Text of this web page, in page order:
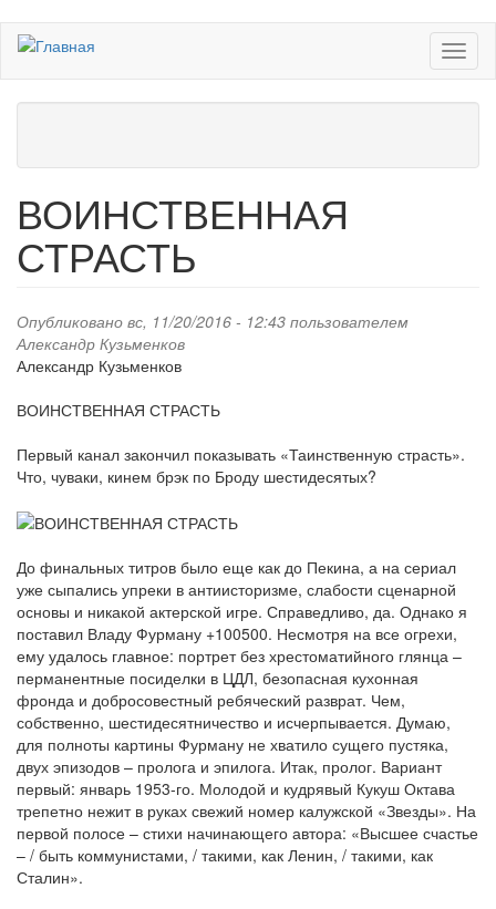
Перейти
основному
содержанию
ВОИНСТВЕННАЯ
СТРАСТЬ
Опубликовано вс, 11/20/2016 - 12:43 пользователем
Александр Кузьменков
Александр Кузьменков
ВОИНСТВЕННАЯ СТРАСТЬ
Первый канал закончил показывать «Таинственную страсть».
Что, чуваки, кинем брэк по Броду шестидесятых?
До финальных титров было еще как до Пекина, а на сериал
уже сыпались упреки в антиисторизме, слабости сценарной
основы и никакой актерской игре. Справедливо, да. Однако я
поставил Владу Фурману +100500. Несмотря на все огрехи,
ему удалось главное: портрет без хрестоматийного глянца –
перманентные посиделки в ЦДЛ, безопасная кухонная
фронда и добросовестный ребяческий разврат. Чем,
собственно, шестидесятничество и исчерпывается. Думаю,
для полноты картины Фурману не хватило сущего пустяка,
двух эпизодов – пролога и эпилога. Итак, пролог. Вариант
первый: январь 1953-го. Молодой и кудрявый Кукуш Октава
трепетно нежит в руках свежий номер калужской «Звезды». На
первой полосе – стихи начинающего автора: «Высшее счастье
– / быть коммунистами, / такими, как Ленин, / такими, как
Сталин».